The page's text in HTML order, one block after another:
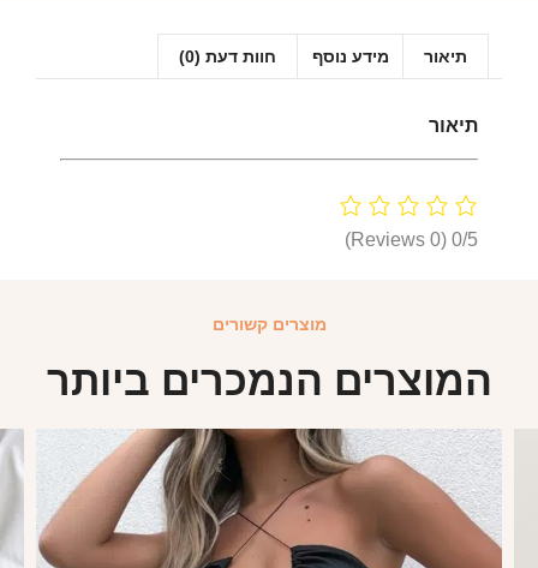
תיאור מידע נוסף חוות דעת (0)
תיאור
0/5
(0 Reviews)
מוצרים קשורים
המוצרים הנמכרים ביותר